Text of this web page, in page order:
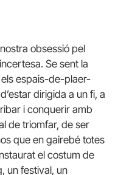
obsessió pel
Se sent la
els espais-de-plaer-
dirigida a un fi, a
i conquerir amb
de triomfar, de ser
que en gairebé totes
el costum de
un festival, un